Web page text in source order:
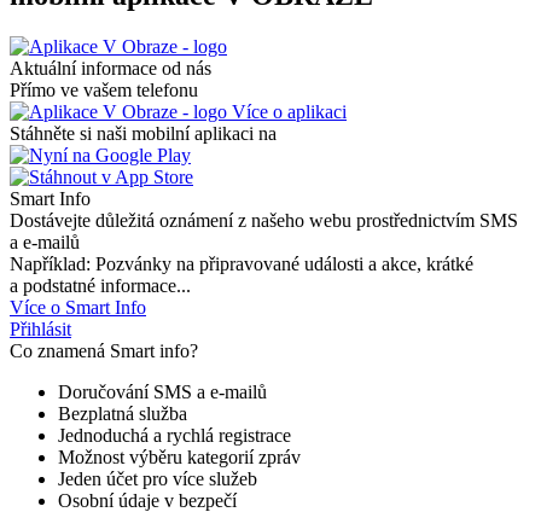
Aktuální informace od nás
Přímo ve vašem telefonu
Více o aplikaci
Stáhněte si naši mobilní aplikaci na
Smart Info
Dostávejte důležitá oznámení z našeho webu prostřednictvím SMS
a e-mailů
Například: Pozvánky na připravované události a akce, krátké
a podstatné informace...
Více o Smart Info
Přihlásit
Co znamená Smart info?
Doručování SMS a e-mailů
Bezplatná služba
Jednoduchá a rychlá registrace
Možnost výběru kategorií zpráv
Jeden účet pro více služeb
Osobní údaje v bezpečí